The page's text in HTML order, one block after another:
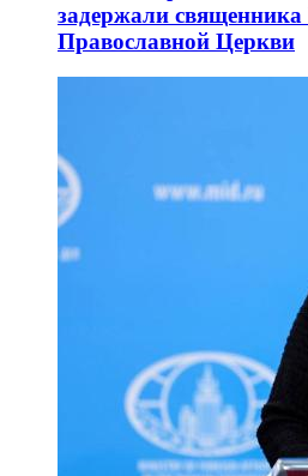
задержали
Православной Церкви